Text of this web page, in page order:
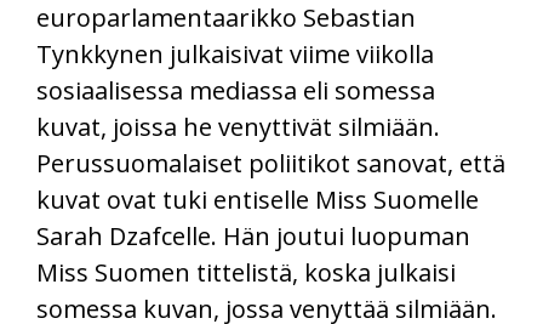
europarlamentaarikko Sebastian
Tynkkynen julkaisivat viime viikolla
sosiaalisessa mediassa eli somessa
kuvat, joissa he venyttivät silmiään.
Perussuomalaiset poliitikot sanovat, että
kuvat ovat tuki entiselle Miss Suomelle
Sarah Dzafcelle. Hän joutui luopuman
Miss Suomen tittelistä, koska julkaisi
somessa kuvan, jossa venyttää silmiään.